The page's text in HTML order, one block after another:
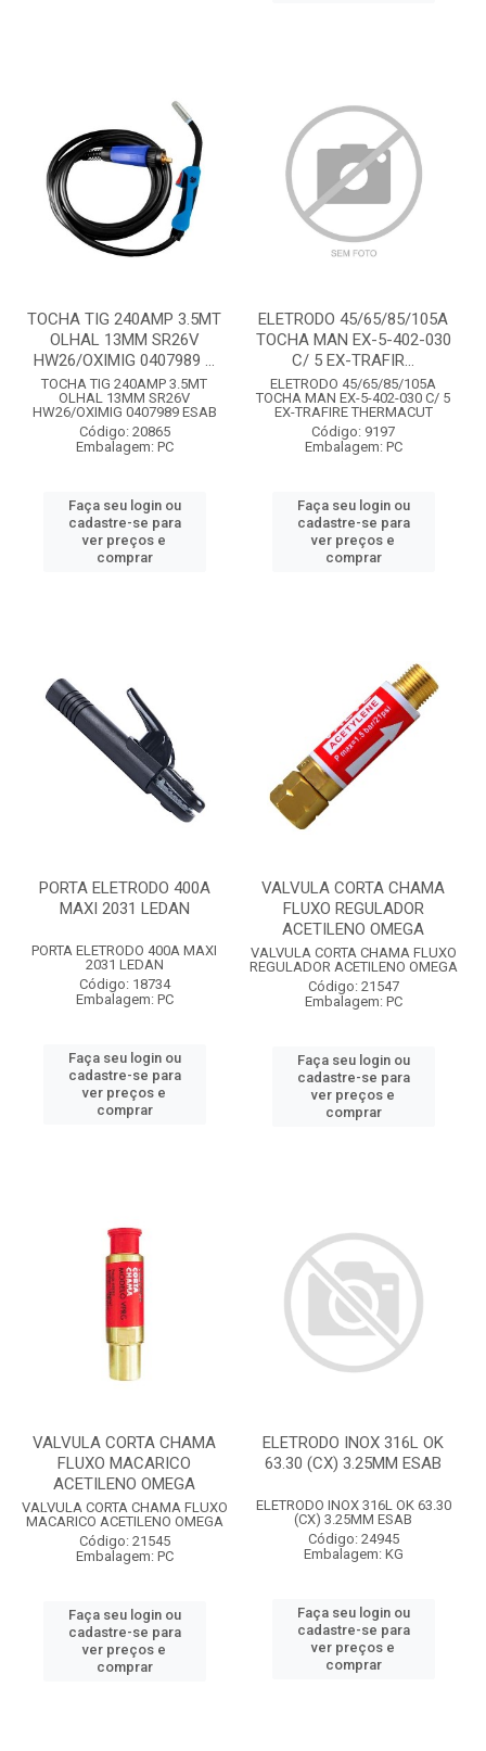
TOCHA TIG 240AMP 3.5MT
OLHAL 13MM SR26V
HW26/OXIMIG 0407989 ...
TOCHA TIG 240AMP 3.5MT
OLHAL 13MM SR26V
HW26/OXIMIG 0407989 ESAB
Código: 20865
Embalagem: PC
Faça seu login ou
cadastre-se para
ver preços e
comprar
ELETRODO 45/65/85/105A
TOCHA MAN EX-5-402-030
C/ 5 EX-TRAFIR...
ELETRODO 45/65/85/105A
TOCHA MAN EX-5-402-030 C/ 5
EX-TRAFIRE THERMACUT
Código: 9197
Embalagem: PC
Faça seu login ou
cadastre-se para
ver preços e
comprar
PORTA ELETRODO 400A
MAXI 2031 LEDAN
PORTA ELETRODO 400A MAXI
2031 LEDAN
Código: 18734
Embalagem: PC
Faça seu login ou
cadastre-se para
ver preços e
comprar
VALVULA CORTA CHAMA
FLUXO REGULADOR
ACETILENO OMEGA
VALVULA CORTA CHAMA FLUXO
REGULADOR ACETILENO OMEGA
Código: 21547
Embalagem: PC
Faça seu login ou
cadastre-se para
ver preços e
comprar
VALVULA CORTA CHAMA
FLUXO MACARICO
ACETILENO OMEGA
VALVULA CORTA CHAMA FLUXO
MACARICO ACETILENO OMEGA
Código: 21545
Embalagem: PC
Faça seu login ou
cadastre-se para
ver preços e
comprar
ELETRODO INOX 316L OK
63.30 (CX) 3.25MM ESAB
ELETRODO INOX 316L OK 63.30
(CX) 3.25MM ESAB
Código: 24945
Embalagem: KG
Faça seu login ou
cadastre-se para
ver preços e
comprar